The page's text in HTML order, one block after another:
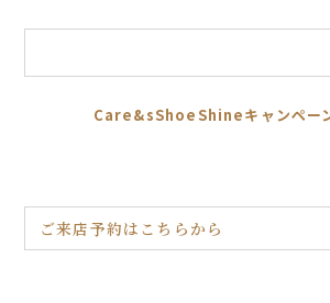
Care&sShoeShineキャンペー
ご来店予約はこちらから